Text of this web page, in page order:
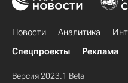
Новости Аналитика
Спецпроекты
Реклама
Версия 2023.1 Beta